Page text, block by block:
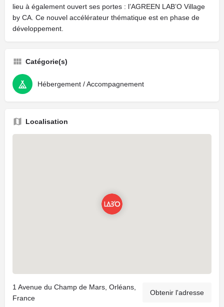
lieu à également ouvert ses portes : l’AGREEN LAB’O Village
by CA. Ce nouvel accélérateur thématique est en phase de
développement.
Catégorie(s)
Hébergement / Accompagnement
Localisation
1 Avenue du Champ de Mars, Orléans,
France
Obtenir l'adresse